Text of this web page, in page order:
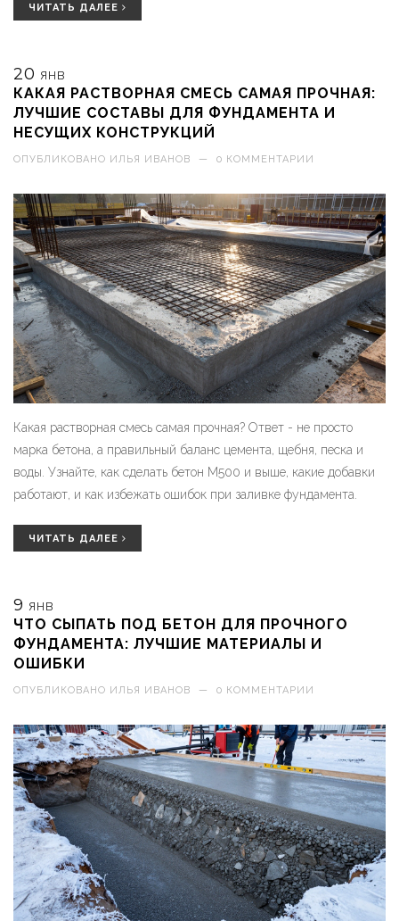
ЧИТАТЬ ДАЛЕЕ
20 ЯНВ
КАКАЯ РАСТВОРНАЯ СМЕСЬ САМАЯ ПРОЧНАЯ:
ЛУЧШИЕ СОСТАВЫ ДЛЯ ФУНДАМЕНТА И
НЕСУЩИХ КОНСТРУКЦИЙ
ОПУБЛИКОВАНО ИЛЬЯ ИВАНОВ — 0 КОММЕНТАРИИ
Какая растворная смесь самая прочная? Ответ - не просто
марка бетона, а правильный баланс цемента, щебня, песка и
воды. Узнайте, как сделать бетон М500 и выше, какие добавки
работают, и как избежать ошибок при заливке фундамента.
ЧИТАТЬ ДАЛЕЕ
9 ЯНВ
ЧТО СЫПАТЬ ПОД БЕТОН ДЛЯ ПРОЧНОГО
ФУНДАМЕНТА: ЛУЧШИЕ МАТЕРИАЛЫ И
ОШИБКИ
ОПУБЛИКОВАНО ИЛЬЯ ИВАНОВ — 0 КОММЕНТАРИИ